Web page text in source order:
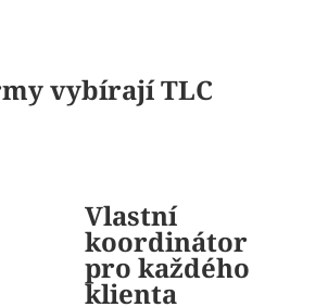
vybírají TLC
Vlastní
koordinátor
pro každého
klienta